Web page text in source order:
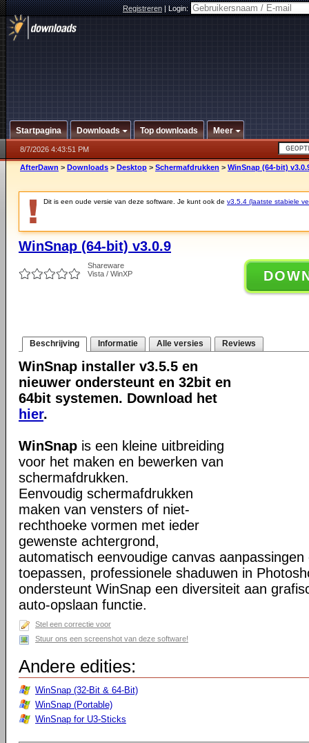
Registreren|Login:
Startpagina Downloads Top downloads Meer
8/7/2026 4:43:51 PM
AfterDawn > Downloads > Desktop > Schermafdrukken > WinSnap (64-bit)
Dit is een oude versie van deze software. Je kunt ook de v3.5.4 (laatste stabiele
WinSnap (64-bit) v3.0.9
Shareware
Vista / WinXP
Beschrijving Informatie Alle versies Reviews
WinSnap installer v3.5.5 en
nieuwer ondersteunt en 32bit en
64bit systemen. Download het
hier.
WinSnap is een kleine uitbreiding
voor het maken en bewerken van
schermafdrukken.
Eenvoudig schermafdrukken
maken van vensters of niet-
rechthoeke vormen met ieder
gewenste achtergrond,
automatisch eenvoudige canvas
toepassen, professionele shaduwen in
ondersteunt WinSnap een diversiteit aan
auto-opslaan functie.
Stel een correctie voor
Stuur ons een screenshot van deze software!
Andere edities:
WinSnap (32-Bit & 64-Bit)
WinSnap (Portable)
WinSnap for U3-Sticks